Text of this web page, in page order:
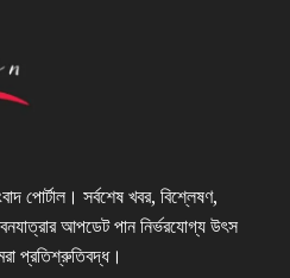
পোর্টাল। সর্বশেষ খবর, বিশ্লেষণ,
আপডেট পান নির্ভরযোগ্য উৎস
প্রতিশ্রুতিবদ্ধ।